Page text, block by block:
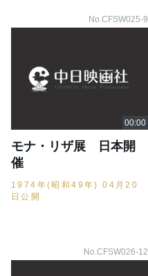
No.CFSW025-9
モナ・リザ展 日本開
催
1974年(昭和49年) 04月20
日公開
No.CFSW026-12